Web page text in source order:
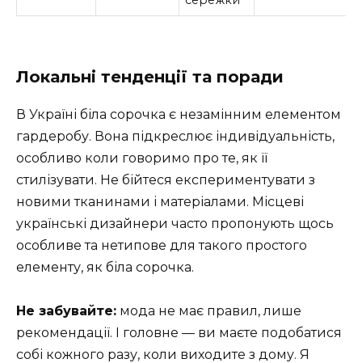
Локальні тенденції та поради
В Україні біла сорочка є незамінним елементом
гардеробу. Вона підкреслює індивідуальність,
особливо коли говоримо про те, як її
стилізувати. Не бійтеся експериментувати з
новими тканинами і матеріалами. Місцеві
українські дизайнери часто пропонують щось
особливе та нетипове для такого простого
елементу, як біла сорочка.
Не забувайте: мода не має правил, лише
рекомендації. І головне — ви маєте подобатися
собі кожного разу, коли виходите з дому. Я